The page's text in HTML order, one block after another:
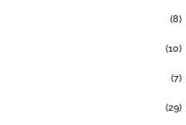
(8)
(10)
(7)
(29)